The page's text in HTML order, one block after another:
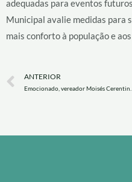
adequadas para eventos
Municipal avalie medidas para
mais conforto à população e
Prev
ANTERIOR